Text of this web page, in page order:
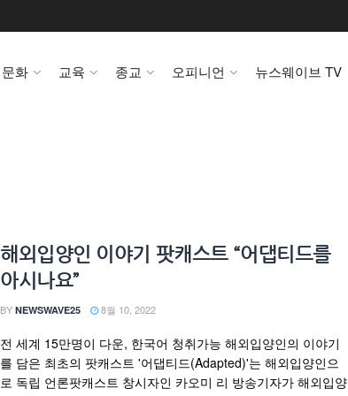
문화 교육 종교 오피니언 뉴스웨이브 TV
해외입양인 이야기 팟캐스트 “어댑티드를
아시나요”
BY NEWSWAVE25 8월 10, 2022
전 세계 15만명이 다운, 한국어 청취가능 해외입양인의 이야기
를 담은 최초의 팟캐스트 '어댑티드(Adapted)'는 해외입양인으
로 독립 언론팟캐스트 창시자인 카오미 리 방송기자가 해외입양